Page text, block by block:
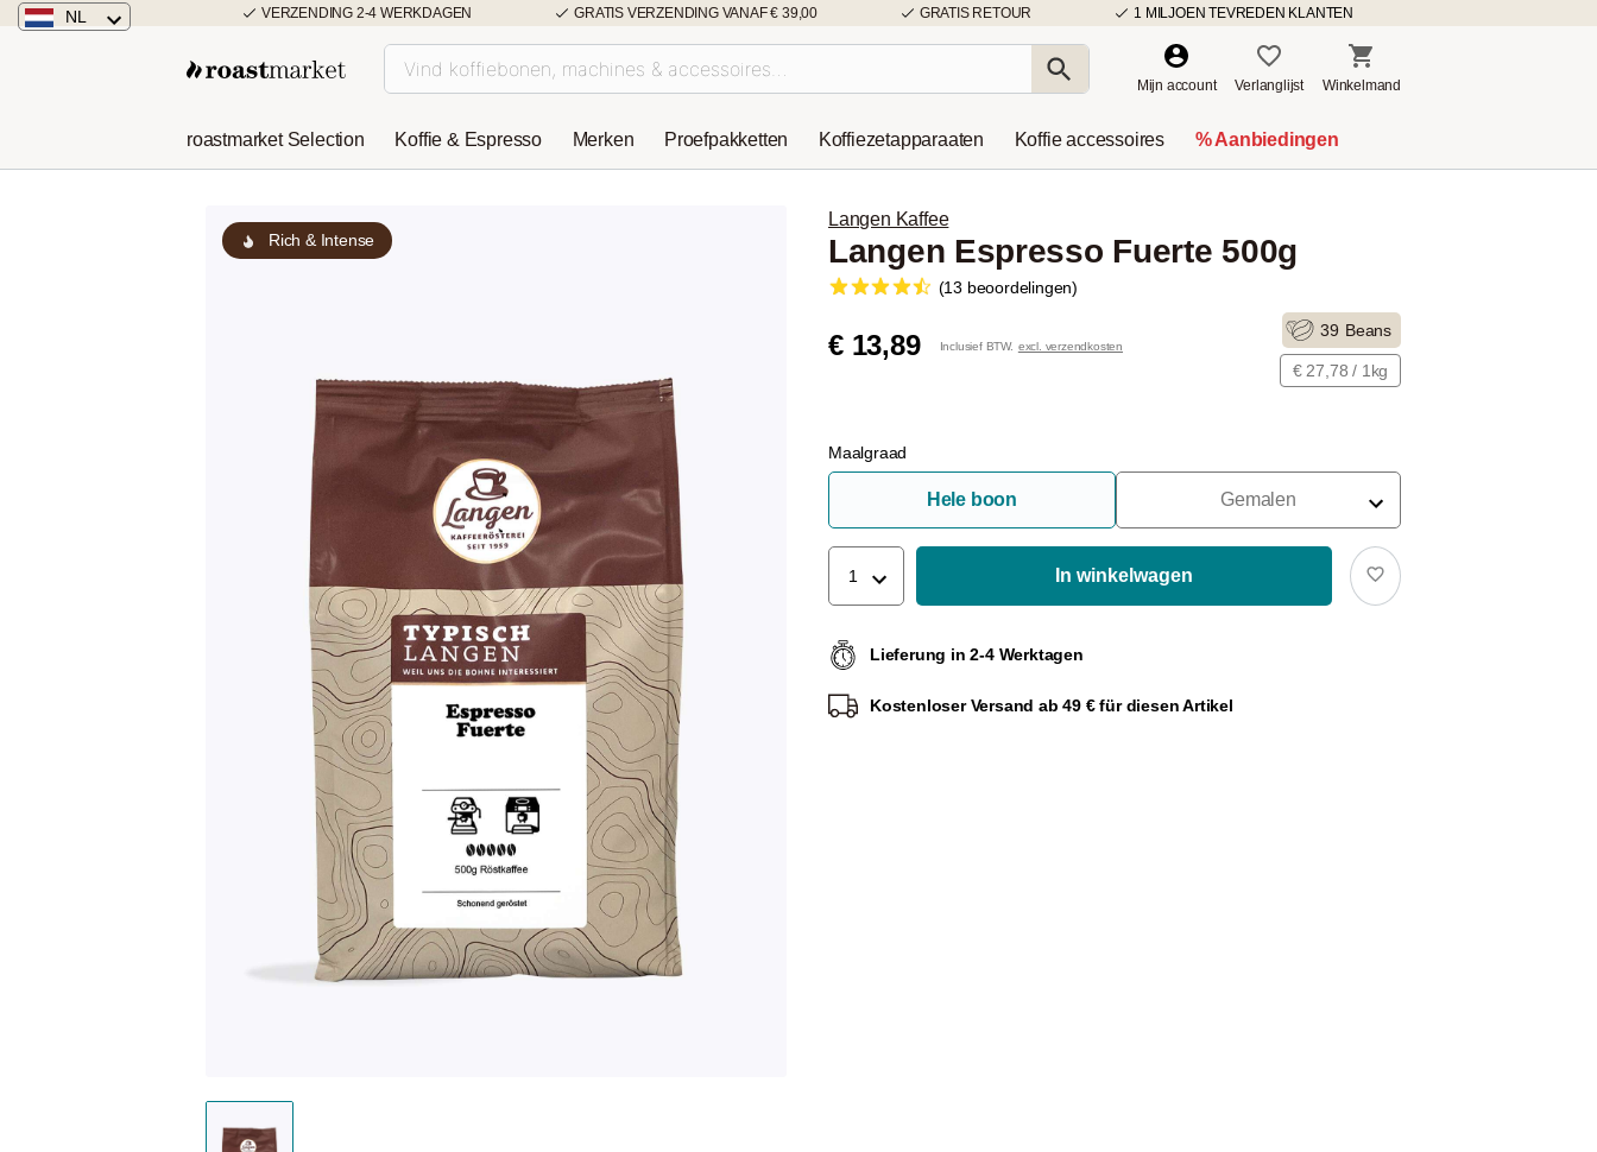
VERZENDING 2-4 WERKDAGEN GRATIS VERZENDING VANAF € 39,00 GRATIS RETOUR 1 MILJOEN TEVREDEN KLANTEN
NL
Österreich
Mijn account Verlanglijst Winkelmand
roastmarket Selection Koffie & Espresso Merken Proefpakketten Koffiezetapparaaten Koffie accessoires % Aanbiedingen
Rich & Intense
Langen Kaffee
Langen Espresso Fuerte 500g
(13 beoordelingen)
€ 13,89 Inclusief BTW. excl. verzendkosten
39 Beans
€ 27,78 / 1kg
Maalgraad
Hele boon Gemalen
Voor Portafilter
1 In winkelwagen
Lieferung in 2-4 Werktagen
Kostenloser Versand ab 49 € für diesen Artikel